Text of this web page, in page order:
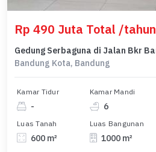
Rp 490 Juta Total /tahun
Bandung Kota, Bandung
Kamar Tidur
-
Kamar Mandi
6
Luas Tanah
600 m²
Luas Bangunan
1000 m²